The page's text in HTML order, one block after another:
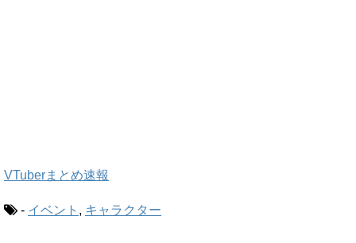
VTuberまとめ速報
- イベント , キャラクター